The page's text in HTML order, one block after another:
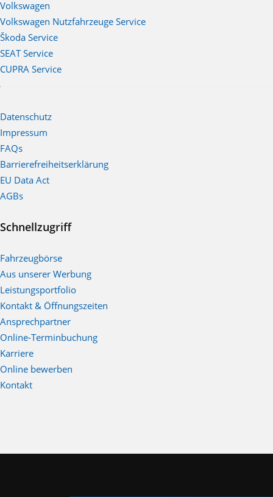
Volkswagen
Volkswagen Nutzfahrzeuge Service
Škoda Service
SEAT Service
CUPRA Service
Datenschutz
Impressum
FAQs
Barrierefreiheitserklärung
EU Data Act
AGBs
Schnellzugriff
Fahrzeugbörse
Aus unserer Werbung
Leistungsportfolio
Kontakt & Öffnungszeiten
Ansprechpartner
Online-Terminbuchung
Karriere
Online bewerben
Kontakt